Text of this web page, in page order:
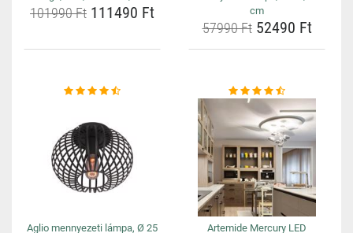
101990 Ft 111490 Ft
cm
57990 Ft52490 Ft
Aglio mennyezeti lámpa, Ø 25
Artemide Mercury LED